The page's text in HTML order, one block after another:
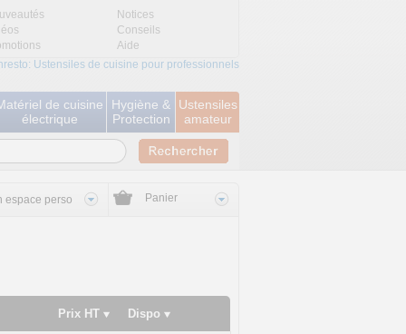
Notices
Conseils
Aide
Ustensiles de cuisine pour professionnels
de cuisine
électrique
Hygiène &
Protection
Ustensiles
amateur
espace perso Panier
Prix HT Dispo